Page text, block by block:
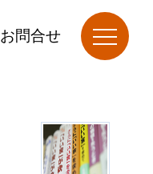
お問合せ